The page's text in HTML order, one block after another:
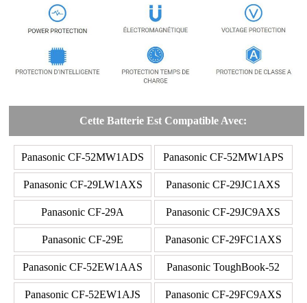
Cette Batterie Est Compatible Avec:
Panasonic CF-52MW1ADS Panasonic CF-52MW1APS
Panasonic CF-29LW1AXS Panasonic CF-29JC1AXS
Panasonic CF-29A Panasonic CF-29JC9AXS
Panasonic CF-29E Panasonic CF-29FC1AXS
Panasonic CF-52EW1AAS Panasonic ToughBook-52
Panasonic CF-52EW1AJS Panasonic CF-29FC9AXS